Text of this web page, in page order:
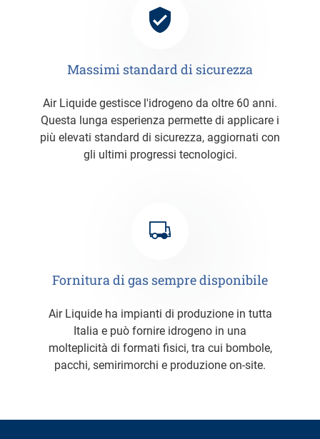
Massimi standard di sicurezza
Air Liquide gestisce l'idrogeno da oltre 60 anni.
Questa lunga esperienza permette di applicare i
più elevati standard di sicurezza, aggiornati con
gli ultimi progressi tecnologici.
Fornitura di gas sempre disponibile
Air Liquide ha impianti di produzione in tutta
Italia e può fornire idrogeno in una
molteplicità di formati fisici, tra cui bombole,
pacchi, semirimorchi e produzione on-site.